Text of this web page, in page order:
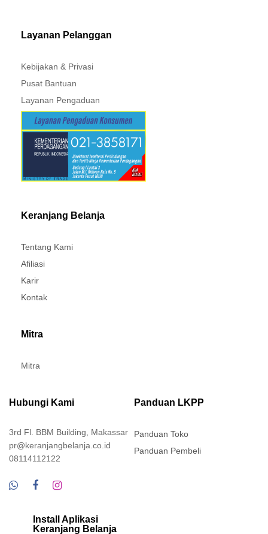
Layanan Pelanggan
Kebijakan & Privasi
Pusat Bantuan
Layanan Pengaduan
Keranjang Belanja
Tentang Kami
Afiliasi
Karir
Kontak
Mitra
Mitra
Hubungi Kami
3rd Fl. BBM Building, Makassar
pr@keranjangbelanja.co.id
08114112122
Panduan LKPP
Panduan Toko
Panduan Pembeli
Install Aplikasi
Keranjang Belanja